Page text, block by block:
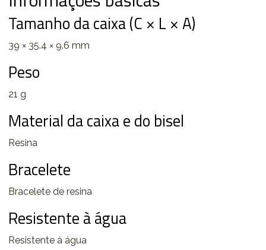
Tamanho da caixa (C × L × A)
39 × 35.4 × 9.6 mm
Peso
21 g
Material da caixa e do bisel
Resina
Bracelete
Bracelete de resina
Resistente à água
Resistente à água